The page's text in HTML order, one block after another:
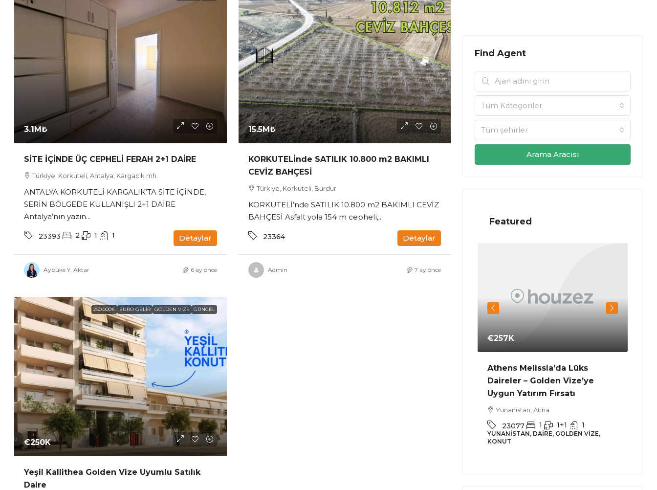
3.1M₺
SİTE İÇİNDE ÜÇ CEPHELİ FERAH 2+1 DAİRE
Türkiye, Korkuteli, Antalya, Kargacık mh.
ANTALYA KORKUTELİ KARGALIK’TA SİTE İÇİNDE,
SERİN BÖLGEDE KULLANIŞLI 2+1 DAİRE
Antalya’nın yazın...
23393 2 1 1 Detaylar
Aybüke Y. Aktar 6 ay önce
15.5M₺
KORKUTELİnde SATILIK 10.800 m2 BAKIMLI
CEVİZ BAHÇESİ
Türkiye, Korkuteli, Burdur
KORKUTELİ’nde SATILIK 10.800 m2 BAKIMLI CEVİZ
BAHÇESİ Asfalt yola 154 m cepheli,...
23364 Detaylar
Admin 7 ay önce
250.000€ EURO GELIR GOLDEN VIZE GÜNCEL
€250K
Yeşil Kallithea Golden Vize Uyumlu Satılık
Daire
Find Agent
Tüm Kategoriler
Tüm şehirler
Arama Aracısı
Featured
€250K/'den başlayan fiyatlarla
TerraNova Residence –
Alanı!
Yunanistan, Geraniou, Atina
22045
YUNANISTAN, GOLDEN VIZE
€257K
Athens Melissia’da Lüks
Daireler – Golden Vize’ye
Uygun Yatırım Fırsatı
Yunanistan, Atina
23077 1 1+1 1
YUNANISTAN, DAIRE, GOLDEN VIZE,
KONUT